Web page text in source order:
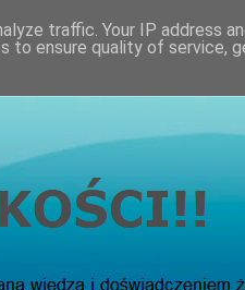
traffic. Your IP address
to ensure quality of service,